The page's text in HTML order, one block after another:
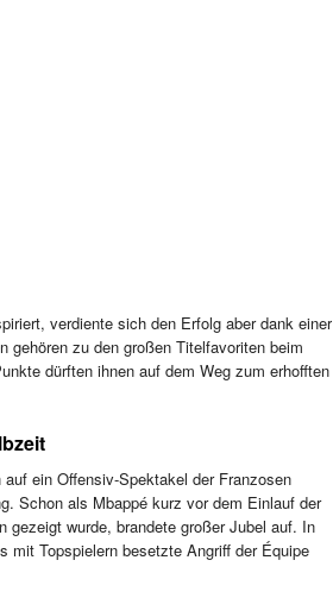
verdiente sich den Erfolg aber dank einer
gehören zu den großen Titelfavoriten beim
dürften ihnen auf dem Weg zum erhofften
ein Offensiv-Spektakel der Franzosen
Schon als Mbappé kurz vor dem Einlauf der
gezeigt wurde, brandete großer Jubel auf. In
mit Topspielern besetzte Angriff der Équipe